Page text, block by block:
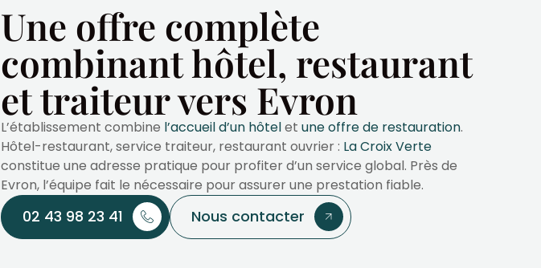
Une offre complète
combinant hôtel, restaurant
et traiteur vers Evron
L’établissement combine l’accueil d’un hôtelet une offre de restauration.
Hôtel-restaurant, service traiteur, restaurant ouvrier : La Croix Verte
constitue une adresse pratique pour profiter d’un service global. Près de
Evron, l’équipe fait le nécessaire pour assurer une prestation fiable.
02 43 98 23 41 Nous contacter